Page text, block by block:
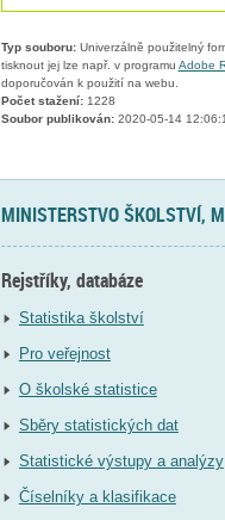
Typ souboru:Univerzálně použitelný
tisknout jej lze např. v programu Adobe
doporučován k použití na webu.
Počet stažení:1228
Soubor publikován:2020-05-14
MINISTERSTVO ŠKOLSTVÍ,
Rejstříky, databáze
Statistika školství
Pro veřejnost
O školské statistice
Sběry statistických dat
Statistické výstupy a analýzy
Číselníky a klasifikace